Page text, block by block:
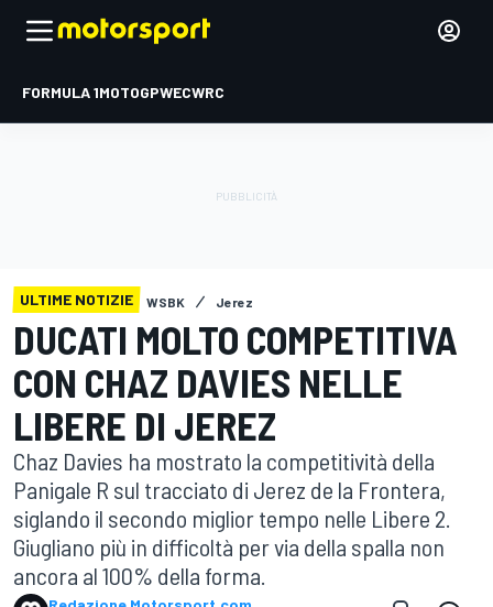
FORMULA 1MOTOGPWECWRC
ULTIME NOTIZIE WSBK Jerez
DUCATI MOLTO COMPETITIVA
CON CHAZ DAVIES NELLE
LIBERE DI JEREZ
Chaz Davies ha mostrato la competitività della
Panigale R sul tracciato di Jerez de la Frontera,
siglando il secondo miglior tempo nelle Libere 2.
Giugliano più in difficoltà per via della spalla non
ancora al 100% della forma.